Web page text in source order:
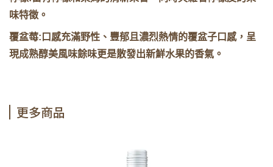
味特徵。
覆盆莓:口感充滿野性、豐郁且濃烈熱情的覆盆子口感，呈
現成熟醇美風味餘味更是散發出新鮮水果的香氣。
更多商品